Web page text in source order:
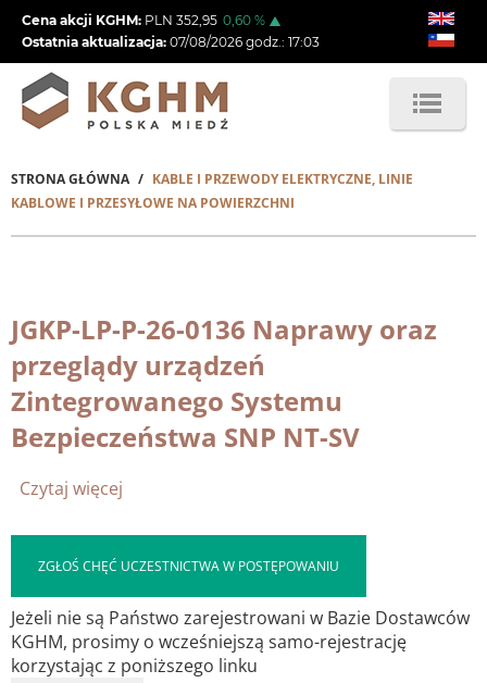
Przejdź
treści
Cena akcji KGHM: PLN 352,95 0,60 %
Ostatnia aktualizacja: 07/08/2026 godz.: 17:03
Ścieżka
nawigacyjna
STRONA GŁÓWNA
KABLE I PRZEWODY ELEKTRYCZNE, LINIE
KABLOWE I PRZESYŁOWE NA POWIERZCHNI
JGKP-LP-P-26-0136 Naprawy oraz
przeglądy urządzeń
Zintegrowanego Systemu
Bezpieczeństwa SNP NT-SV
Czytaj więcej
LP-
P-
0136
Naprawy
oraz
ZGŁOŚ CHĘĆ UCZESTNICTWA W POSTĘPOWANIU
Jeżeli nie są Państwo zarejestrowani w Bazie Dostawców
KGHM, prosimy o wcześniejszą samo-rejestrację
korzystając z poniższego linku